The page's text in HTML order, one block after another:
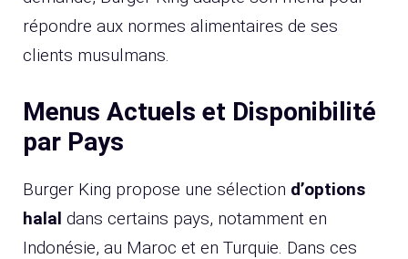
répondre aux normes alimentaires de ses
clients musulmans.
Menus Actuels et Disponibilité
par Pays
Burger King propose une sélection d’options
halal dans certains pays, notamment en
Indonésie, au Maroc et en Turquie. Dans ces